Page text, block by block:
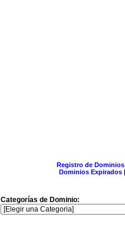
Registro de Dominios
Dominios Expirados |
Categorías de Dominio: